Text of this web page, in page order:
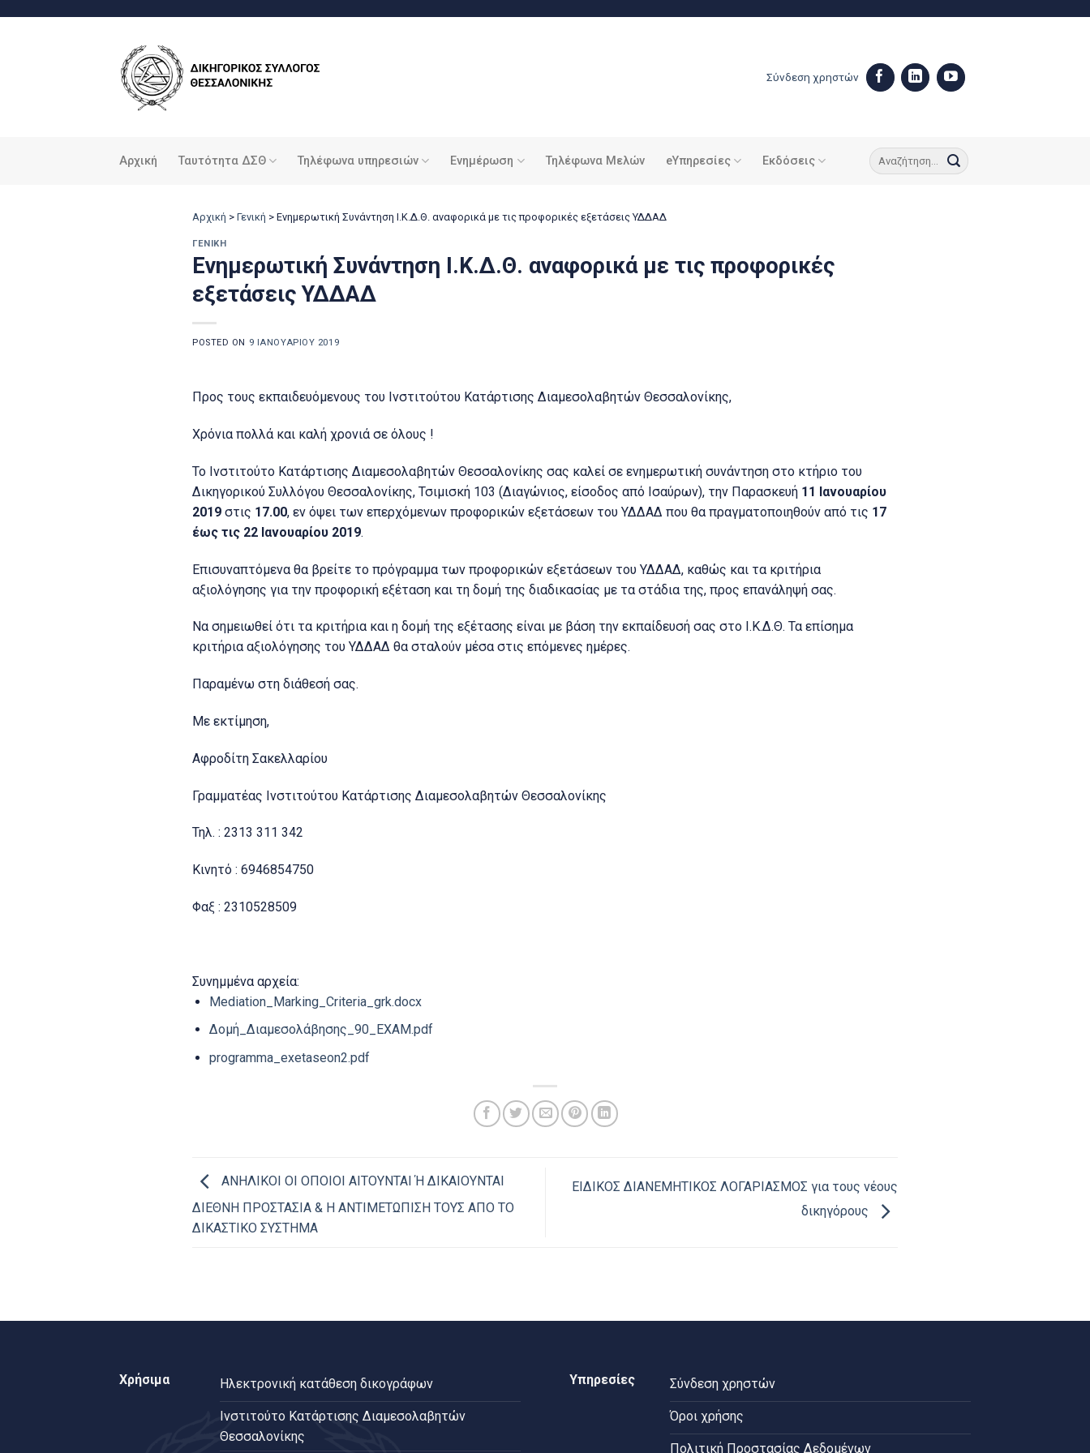
Σύνδεση χρηστών
Αρχική Ταυτότητα ΔΣΘ Τηλέφωνα υπηρεσιών Ενημέρωση Τηλέφωνα Μελών eΥπηρεσίες Εκδόσεις
Αρχική > Γενική > Ενημερωτική Συνάντηση Ι.Κ.Δ.Θ. αναφορικά με τις προφορικές εξετάσεις ΥΔΔΑΔ
ΓΕΝΙΚΉ
Ενημερωτική Συνάντηση Ι.Κ.Δ.Θ. αναφορικά με τις προφορικές
εξετάσεις ΥΔΔΑΔ
POSTED ON 9 ΙΑΝΟΥΑΡΊΟΥ 2019
Προς τους εκπαιδευόμενους του Ινστιτούτου Κατάρτισης Διαμεσολαβητών Θεσσαλονίκης,
Χρόνια πολλά και καλή χρονιά σε όλους !
Το Ινστιτούτο Κατάρτισης Διαμεσολαβητών Θεσσαλονίκης σας καλεί σε ενημερωτική συνάντηση στο κτήριο του
Δικηγορικού Συλλόγου Θεσσαλονίκης, Τσιμισκή 103 (Διαγώνιος, είσοδος από Ισαύρων), την Παρασκευή 11 Ιανουαρίου
2019 στις 17.00, εν όψει των επερχόμενων προφορικών εξετάσεων του ΥΔΔΑΔ που θα πραγματοποιηθούν από τις 17
έως τις 22 Ιανουαρίου 2019.
Επισυναπτόμενα θα βρείτε το πρόγραμμα των προφορικών εξετάσεων του ΥΔΔΑΔ, καθώς και τα κριτήρια
αξιολόγησης για την προφορική εξέταση και τη δομή της διαδικασίας με τα στάδια της, προς επανάληψή σας.
Να σημειωθεί ότι τα κριτήρια και η δομή της εξέτασης είναι με βάση την εκπαίδευσή σας στο Ι.Κ.Δ.Θ. Τα επίσημα
κριτήρια αξιολόγησης του ΥΔΔΑΔ θα σταλούν μέσα στις επόμενες ημέρες.
Παραμένω στη διάθεσή σας.
Με εκτίμηση,
Αφροδίτη Σακελλαρίου
Γραμματέας Ινστιτούτου Κατάρτισης Διαμεσολαβητών Θεσσαλονίκης
Τηλ. : 2313 311 342
Κινητό : 6946854750
Φαξ : 2310528509
Συνημμένα αρχεία:
Mediation_Marking_Criteria_grk.docx
Δομή_Διαμεσολάβησης_90_EXAM.pdf
programma_exetaseon2.pdf
ΑΝΗΛΙΚΟΙ ΟΙ ΟΠΟΙΟΙ ΑΙΤΟΥΝΤΑΙ Ή ΔΙΚΑΙΟΥΝΤΑΙ
ΔΙΕΘΝΗ ΠΡΟΣΤΑΣΙΑ & Η ΑΝΤΙΜΕΤΩΠΙΣΗ ΤΟΥΣ ΑΠΟ ΤΟ
ΔΙΚΑΣΤΙΚΟ ΣΥΣΤΗΜΑ
ΕΙΔΙΚΟΣ ΔΙΑΝΕΜΗΤΙΚΟΣ ΛΟΓΑΡΙΑΣΜΟΣ για τους νέους
δικηγόρους
Χρήσιμα Ηλεκτρονική κατάθεση δικογράφων
Ινστιτούτο Κατάρτισης Διαμεσολαβητών
Θεσσαλονίκης
Υπηρεσίες Σύνδεση χρηστών
Όροι χρήσης
Πολιτική Προστασίας Δεδομένων